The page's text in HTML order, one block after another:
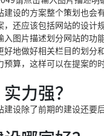
设的方案整个策划也会
还应该包括网站的设
图片描述划分网站的
地做好相关栏目的划分
算，这样可以在提案
力强？
设除了前期的建设还